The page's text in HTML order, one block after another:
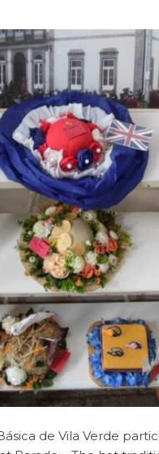
de Vila Verde